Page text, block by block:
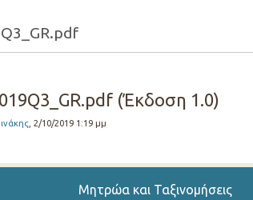
(Έκδοση 1.0)
, 2/10/2019 1:19 μμ
Μητρώα και Ταξινομήσεις